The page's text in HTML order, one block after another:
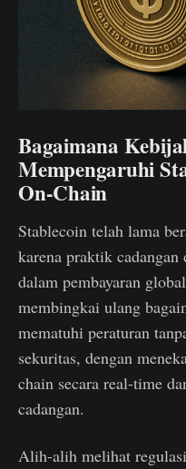
Bagaimana
Mempengaruhi
On-Chain
Stablecoin telah lama
karena praktik cadangan
dalam pembayaran
membingkai ulang
mematuhi peraturan
sekuritas, dengan
chain secara real-time
cadangan.
Alih-alih melihat